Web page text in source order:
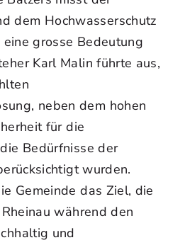
dem Hochwasserschutz
grosse Bedeutung
Karl Malin führte aus,
neben dem hohen
für die
Bedürfnisse der
wurden.
Gemeinde das Ziel, die
während den
und